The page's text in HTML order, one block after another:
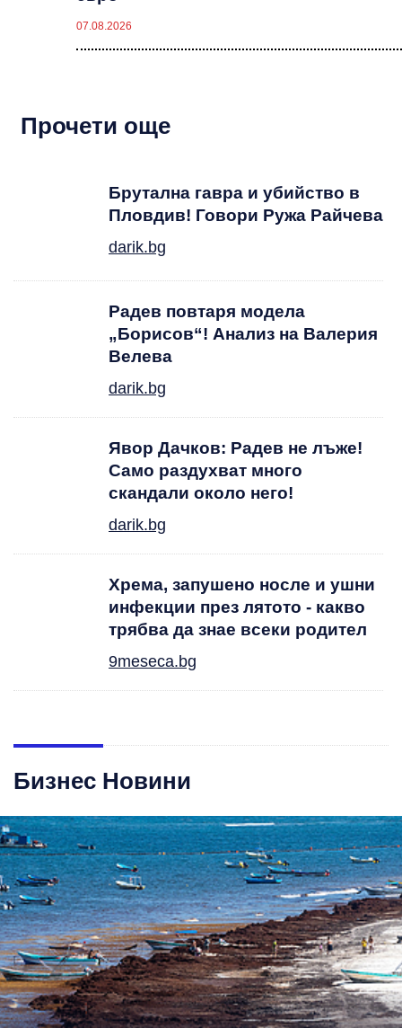
07.08.2026
Прочети още
Брутална гавра и убийство в
Пловдив! Говори Ружа Райчева
darik.bg
Радев повтаря модела
„Борисов“! Анализ на Валерия
Велева
darik.bg
Явор Дачков: Радев не лъже!
Само раздухват много
скандали около него!
darik.bg
Хрема, запушено носле и ушни
инфекции през лятотo - какво
трябва да знае всеки родител
9meseca.bg
Бизнес Новини